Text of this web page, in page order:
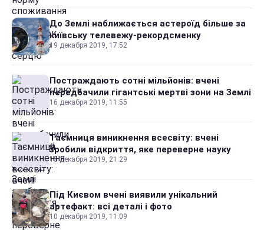
До Землі наближається астероїд більше за
київську телевежу-рекордсменку
19 декабря 2019, 17:52
Постраждають сотні мільйонів: вчені
передбачили гігантські мертві зони на Землі
16 декабря 2019, 11:55
Таємниця виникнення всесвіту: вчені
зробили відкриття, яке переверне науку
15 декабря 2019, 21:29
Під Києвом вчені виявили унікальний
артефакт: всі деталі і фото
10 декабря 2019, 11:09